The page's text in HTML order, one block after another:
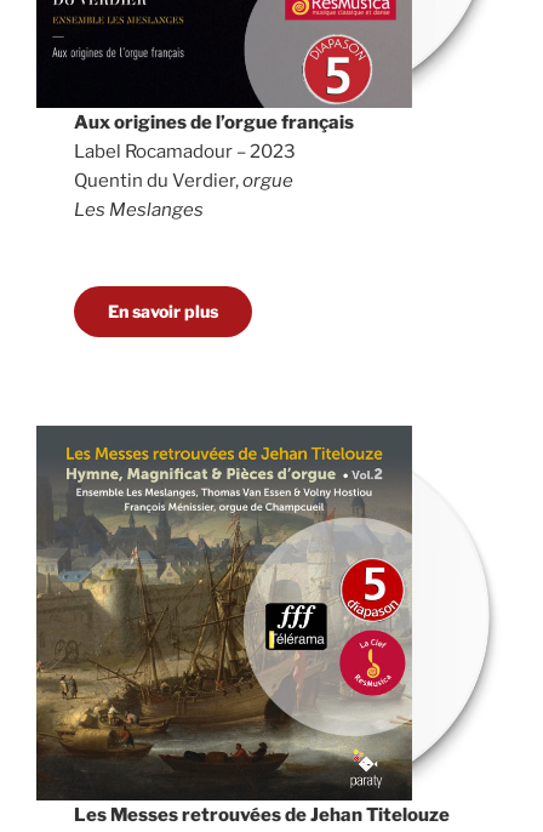
Aux origines de l’orgue français
Label Rocamadour – 2023
Quentin du Verdier,orgue
Les Meslanges
En savoir plus
Les Messes retrouvées de Jehan Titelouze